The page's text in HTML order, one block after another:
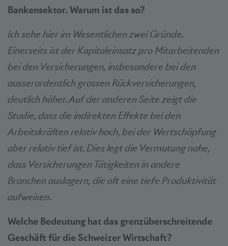
Bankensektor. Warum ist das so?
Ich sehe hier im Wesentlichen zwei Gründe.
Einerseits ist der Kapitaleinsatz pro Mitarbeitenden
bei den Versicherungen, insbesondere bei den
ausserordentlich grossen Rückversicherungen,
deutlich höher. Auf der anderen Seite zeigt die
Studie, dass die indirekten Effekte bei den
Arbeitskräften relativ hoch, bei der Wertschöpfung
aber relativ tief ist. Dies legt die Vermutung nahe,
dass Versicherungen Tätigkeiten in andere
Branchen auslagern, die oft eine tiefe Produktivität
aufweisen.
Welche Bedeutung hat das grenzüberschreitende
Geschäft für die Schweizer Wirtschaft?